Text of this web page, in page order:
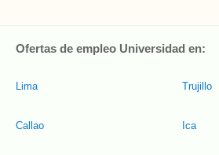
Ofertas de empleo Universidad en:
Lima
Callao
Trujillo
Ica